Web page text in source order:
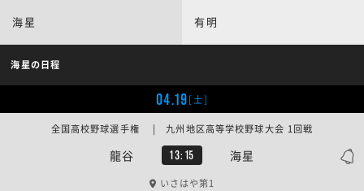
海星 有明
海星の日程
04.19[土]
龍谷 13:15 海星
全国高校野球選手権 | 九州地区高等学校野球大会 1回戦
いさはや第1